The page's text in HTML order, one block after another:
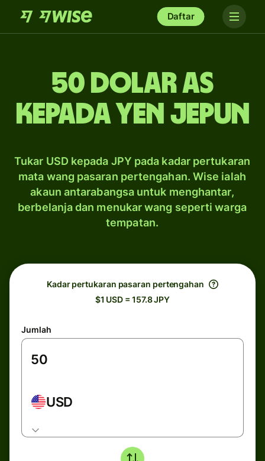
Daftar
50 dolar AS
kepada yen Jepun
Tukar USD kepada JPY pada kadar pertukaran
mata wang pasaran pertengahan. Wise ialah
akaun antarabangsa untuk menghantar,
berbelanja dan menukar wang seperti warga
tempatan.
Kadar pertukaran pasaran pertengahan
$1 USD = 157.8 JPY
Jumlah
USD